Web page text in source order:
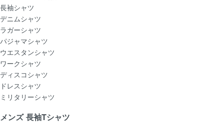
長袖シャツ
デニムシャツ
ラガーシャツ
パジャマシャツ
ウエスタンシャツ
ワークシャツ
ディスコシャツ
ドレスシャツ
ミリタリーシャツ
メンズ 長袖Tシャツ